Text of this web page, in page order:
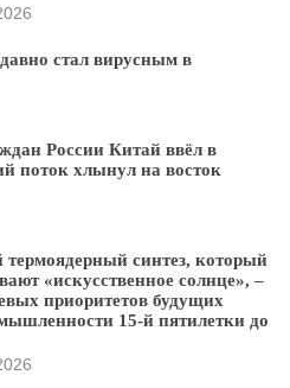
стал вирусным в
России Китай ввёл в
поток хлынул на восток
синтез, который
«искусственное солнце», –
приоритетов будущих
15-й пятилетки до